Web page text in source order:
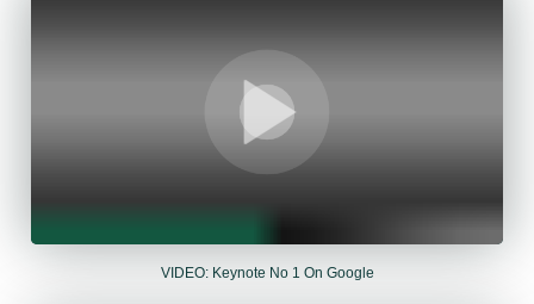
VIDEO: Keynote No 1 On Google